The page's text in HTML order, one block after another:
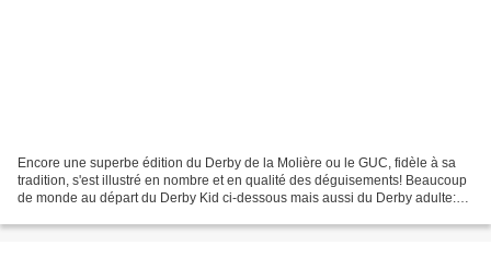
Encore une superbe édition du Derby de la Molière ou le GUC, fidèle à sa
tradition, s'est illustré en nombre et en qualité des déguisements! Beaucoup
de monde au départ du Derby Kid ci-dessous mais aussi du Derby adulte: